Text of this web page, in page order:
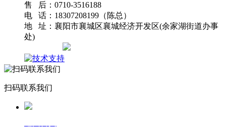
售 后：0710-3516188
电 话：18307208199（陈总）
地 址：襄阳市襄城区襄城经济开发区(余家湖街道办事
处)
扫码联系我们